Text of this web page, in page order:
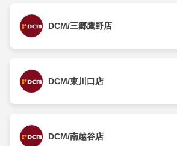
DCM/三郷鷹野店
DCM/東川口店
DCM/南越谷店